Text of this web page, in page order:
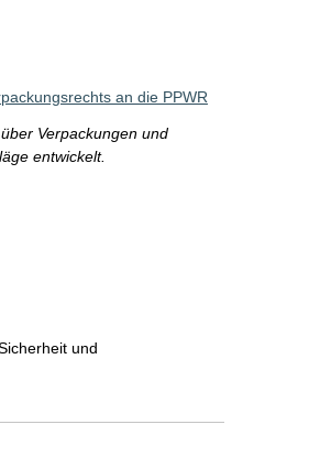
an die PPWR
Verpackungen und
entwickelt.
und